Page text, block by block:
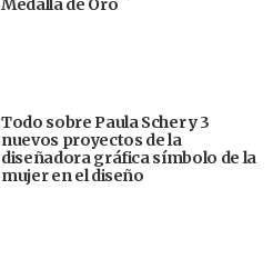
Todo sobre Paula Scher y 3
nuevos proyectos de la
diseñadora gráfica símbolo de la
mujer en el diseño